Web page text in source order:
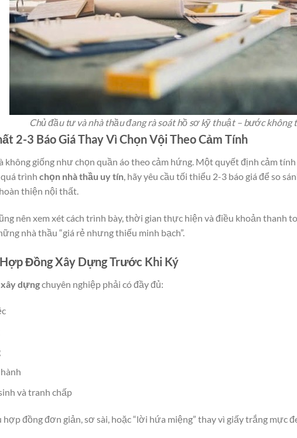
Chủ đầu tư và nhà thầu đang rà soát hồ sơ kỹ thuật – bước
2-3 Báo Giá Thay Vì Chọn Vội Theo Cảm Tính
không giống như chọn quần áo theo cảm hứng. Một quyết định cảm
trình chọn nhà thầu uy tín, hãy yêu cầu tối thiểu 2-3 báo giá để so
thiện nội thất.
nên xem xét cách trình bày, thời gian thực hiện và điều khoản thanh
nhà thầu “giá rẻ nhưng thiếu minh bạch”.
Đồng Xây Dựng Trước Khi Ký
dựngchuyên nghiệp phải có đầy đủ:
và tranh chấp
hợp đồng đơn giản, sơ sài, hoặc “lời hứa miệng” thay vì giấy trắng mực